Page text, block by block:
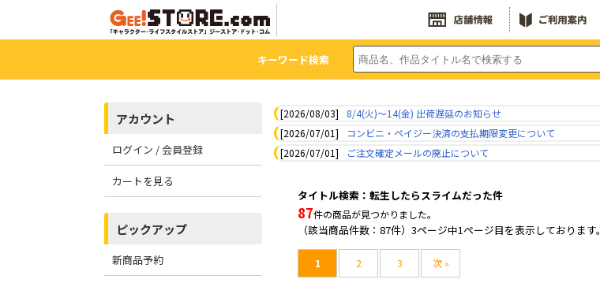
キーワード検索
アカウント
ログイン / 会員登録
カートを見る
ピックアップ
新商品予約
[2026/08/03]
8/4(火)～14(金) 出荷遅延のお知らせ
[2026/07/01]
コンビニ・ペイジー決済の支払期限変更について
[2026/07/01]
ご注文確定メールの廃止について
タイトル検索：転生したらスライムだった件
87件の商品が見つかりました。
（該当商品件数：87件）3ページ中1ページ目を表示しております。
1 2 3 次 »